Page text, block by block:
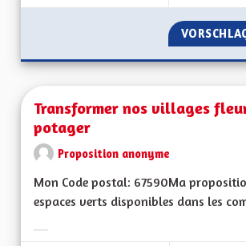
Transformer nos villages
potager
Proposition anonyme
Mon Code postal: 67590Ma
espaces verts disponibles dans les